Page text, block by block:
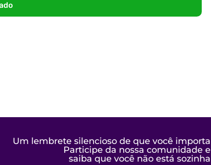
Um lembrete silencioso de que você importa
Participe da nossa comunidade e
saiba que você não está sozinha